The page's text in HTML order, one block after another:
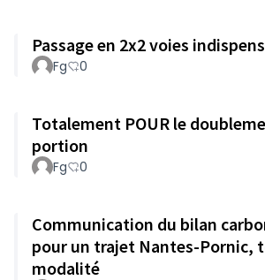
Passage en 2x2 voies
Fg 0
Totalement POUR le
portion
Fg 0
Communication du bilan
pour un trajet Nantes-Pornic,
modalité